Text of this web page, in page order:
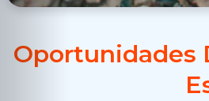
Bershka
Casting
Oportunidades